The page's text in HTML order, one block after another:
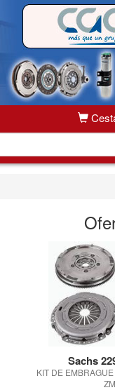
Sachs
KIT DE